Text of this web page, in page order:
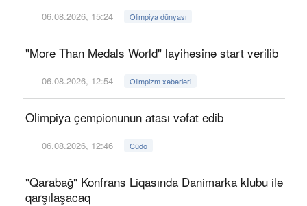
06.08.2026, 15:24 Olimpiya dünyası
"More Than Medals World" layihəsinə start verilib
06.08.2026, 12:54 Olimpizm xəbərləri
Olimpiya çempionunun atası vəfat edib
06.08.2026, 12:46 Cüdo
"Qarabağ" Konfrans Liqasında Danimarka klubu ilə
qarşılaşacaq